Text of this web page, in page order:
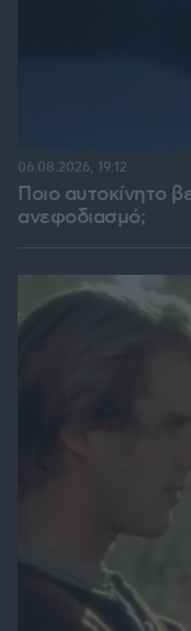
Ποιο αυτοκίνητο
ανεφοδιασμό;
06.08.2026, 19:12